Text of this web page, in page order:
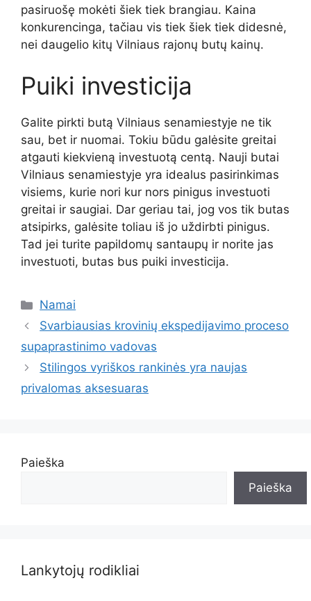
pasiruošę mokėti šiek tiek brangiau. Kaina
konkurencinga, tačiau vis tiek šiek tiek didesnė,
nei daugelio kitų Vilniaus rajonų butų kainų.
Puiki investicija
Galite pirkti butą Vilniaus senamiestyje ne tik
sau, bet ir nuomai. Tokiu būdu galėsite greitai
atgauti kiekvieną investuotą centą. Nauji butai
Vilniaus senamiestyje yra idealus pasirinkimas
visiems, kurie nori kur nors pinigus investuoti
greitai ir saugiai. Dar geriau tai, jog vos tik butas
atsipirks, galėsite toliau iš jo uždirbti pinigus.
Tad jei turite papildomų santaupų ir norite jas
investuoti, butas bus puiki investicija.
Kategorijos
Namai
Svarbiausias krovinių ekspedijavimo proceso
supaprastinimo vadovas
Stilingos vyriškos rankinės yra naujas
privalomas aksesuaras
Paieška
Paieška
Lankytojų rodikliai